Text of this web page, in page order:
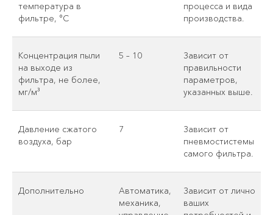
температура в
фильтре, °С
процесса и вида
производства.
Концентрация пыли
на выходе из
фильтра, не более,
мг/м³
5 – 10
Зависит от
правильности
параметров,
указанных выше.
Давление сжатого
воздуха, бар
7
Зависит от
пневмостистемы
самого фильтра.
Дополнительно
Автоматика,
механика,
Зависит от лично
ваших